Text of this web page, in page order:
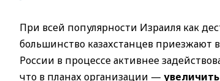
При всей популярности Израиля как
большинство казахстанцев приезжают
России в процессе активнее
что в планах организации —